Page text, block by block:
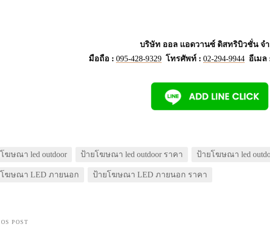
บริษัท ออล แอดวานซ์ ดิสทริบิวชั่น จ
มือถือ : 095-428-9329 โทรศัพท์ : 02-294-9944 อีเมล
ฆษณา led outdoor ป้ายโฆษณา led outdoor ราคา ป้ายโฆษณา led
ฆษณา LED ภายนอก ป้ายโฆษณา LED ภายนอก ราคา
POST